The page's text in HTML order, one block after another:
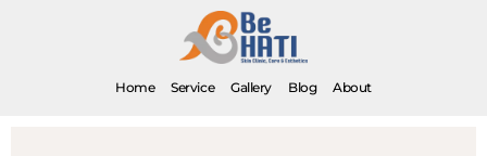
Home Service Gallery Blog About